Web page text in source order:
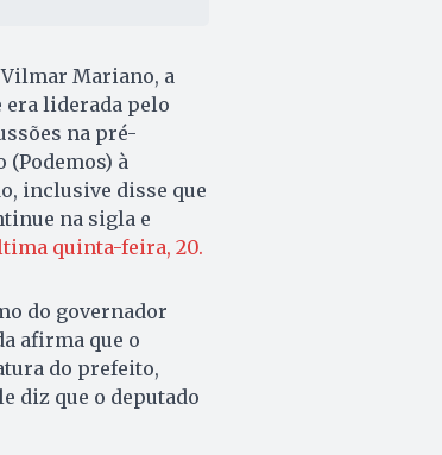
Mariano, a
era liderada pelo
na pré-
à
inclusive disse que
na sigla e
quinta-feira, 20.
do governador
afirma que o
do prefeito,
diz que o deputado